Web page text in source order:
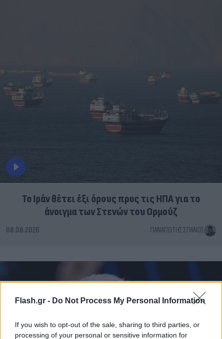
Flash.gr - Do Not Process My Personal Information
If you wish to opt-out of the sale, sharing to third parties, or
processing of your personal or sensitive information for
Το Ιράν θέτει έξι όρους προς τις ΗΠΑ για το
άνοιγμα των Στενών του Ορμούζ
08.08.2026 ΠΑΝΑΓΙΏΤΗΣ ΣΠΑΝΌΣ